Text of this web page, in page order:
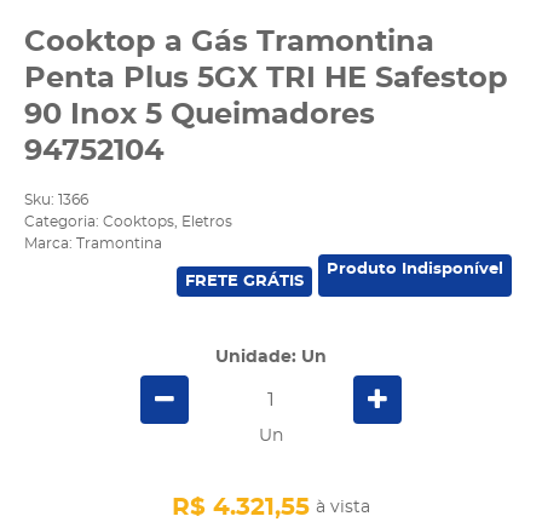
Cooktop a Gás Tramontina
Penta Plus 5GX TRI HE Safestop
90 Inox 5 Queimadores
94752104
Sku:
1366
Categoria: Cooktops
Eletros
Marca:
Tramontina
FRETE GRÁTIS
Produto Indisponível
Unidade: Un
Un
R$ 4.321,55 à vista